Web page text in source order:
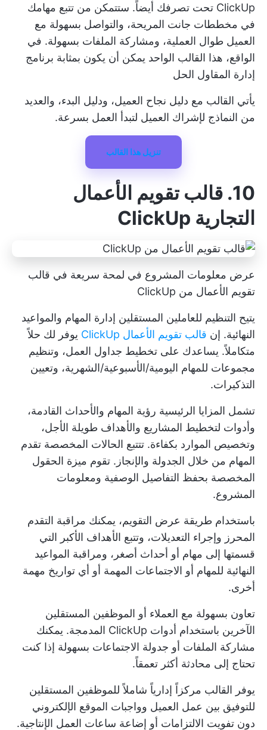
ClickUp تحت تصرفك أيضاً. ستتمكن من تتبع مهامك
في مخططات جانت المريحة، والتواصل بسهولة مع
العميل طوال العملية، ومشاركة الملفات بسهولة. في
الواقع، هذا القالب الواحد يمكن أن يكون بمثابة برنامج
إدارة المقاول الحل
يأتي القالب مع دليل نجاح العميل، ودليل البدء، والعديد
من النماذج لإشراك العميل لتبدأ العمل بسرعة.
تنزيل هذا القالب
10. قالب تقويم الأعمال
التجارية ClickUp
عرض معلومات المشروع في لمحة سريعة في قالب
تقويم الأعمال من ClickUp
يتيح التنظيم للعاملين المستقلين إدارة المهام والمواعيد
النهائية. إن قالب تقويم الأعمال ClickUp
يوفر لك حلاً
متكاملاً. يساعدك على تخطيط جداول العمل، وتنظيم
مجموعات للمهام اليومية/الأسبوعية/الشهرية، وتعيين
التذكيرات.
تشمل المزايا الرئيسية رؤية المهام والأحداث القادمة،
وأدوات لتخطيط المشاريع والأهداف طويلة الأجل،
وتخصيص الموارد بكفاءة. تتتبع الحالات المخصصة تقدم
المهام من خلال الجدولة والإنجاز. تقوم ميزة الحقول
المخصصة بحفظ التفاصيل الوصفية ومعلومات
المشروع.
باستخدام طريقة عرض التقويم، يمكنك مراقبة التقدم
المحرز وإجراء التعديلات، وتتبع الأهداف الأكبر التي
قسمتها إلى مهام أو أحداث أصغر، ومراقبة المواعيد
النهائية للمهام أو الاجتماعات المهمة أو أي تواريخ مهمة
أخرى.
تعاون بسهولة مع العملاء أو الموظفين المستقلين
الآخرين باستخدام أدوات ClickUp المدمجة. يمكنك
مشاركة الملفات أو جدولة الاجتماعات بسهولة إذا كنت
تحتاج إلى محادثة أكثر تعمقاً.
يوفر القالب مركزاً إدارياً شاملاً للموظفين المستقلين
للتوفيق بين عمل العميل وواجبات الموقع الإلكتروني
دون تفويت الالتزامات أو إضاعة ساعات العمل الإنتاجية.